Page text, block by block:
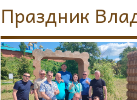
Праздник